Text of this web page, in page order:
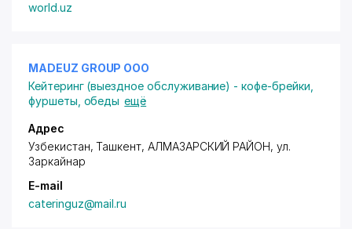
world.uz
MADEUZ GROUP ООО
Кейтеринг (выездное обслуживание) - кофе-брейки,
фуршеты, обеды ещё
Адрес
Узбекистан, Ташкент, АЛМАЗАРСКИЙ РАЙОН,ул.
Заркайнар
E-mail
cateringuz@mail.ru